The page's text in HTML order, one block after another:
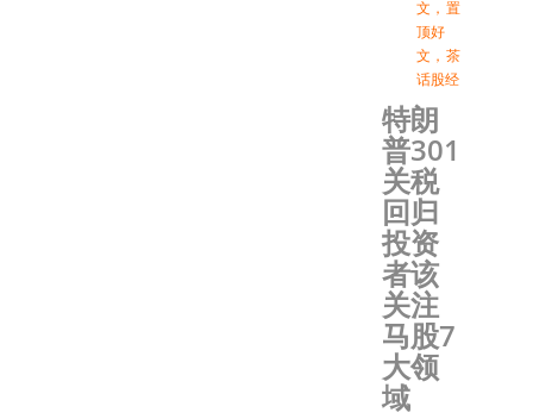
文 ， 置
顶好
文 ， 茶
话股经
特朗
普301
关税
回归
投资
者该
关注
马股7
大领
域